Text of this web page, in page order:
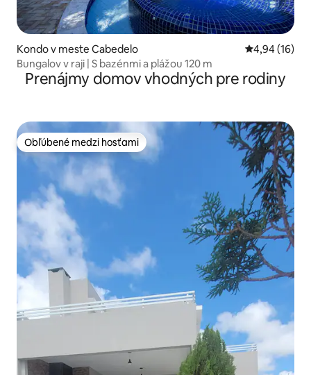
Kondo v meste Cabedelo Priemerné
4,94 (16)
Bungalov v raji | S bazénmi a plážou 120 m
Prenájmy domov vhodných pre rodiny
Obľúbené medzi hosťami
Obľúbené medzi hosťami